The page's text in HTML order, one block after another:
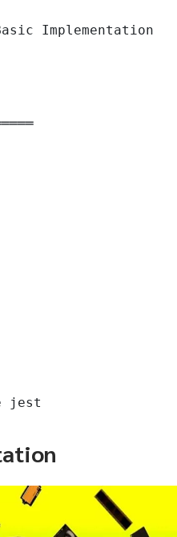
Implementation
jest